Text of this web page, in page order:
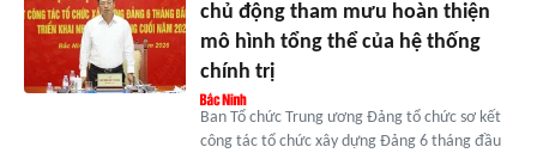
chủ động tham mưu hoàn thiện
mô hình tổng thể của hệ thống
chính trị
Ban Tổ chức Trung ương Đảng tổ chức sơ kết
công tác tổ chức xây dựng Đảng 6 tháng đầu